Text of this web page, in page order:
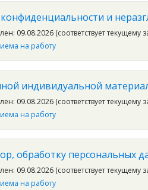
и
09.08.2026 (соответствует текущему
на работу
индивидуальной
09.08.2026 (соответствует текущему
на работу
обработку персональных
09.08.2026 (соответствует текущему
на работу